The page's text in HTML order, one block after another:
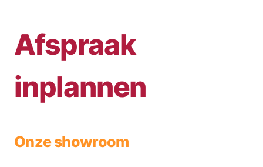
Afspraak
inplannen
Onze showroom